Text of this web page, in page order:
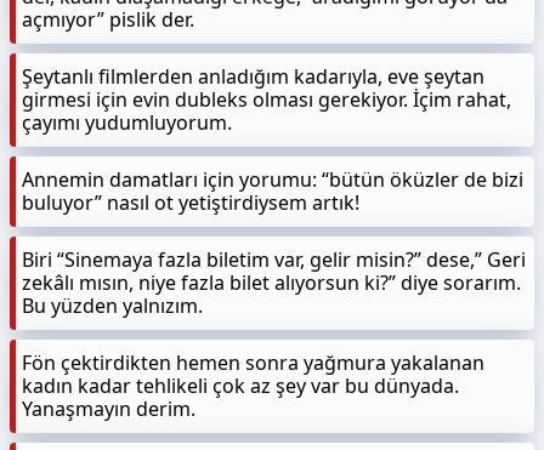
açmıyor” pislik der.
Şeytanlı filmlerden anladığım kadarıyla, eve şeytan
girmesi için evin dubleks olması gerekiyor. İçim rahat,
çayımı yudumluyorum.
Annemin damatları için yorumu: “bütün öküzler de bizi
buluyor” nasıl ot yetiştirdiysem artık!
Biri “Sinemaya fazla biletim var, gelir misin?” dese,” Geri
zekâlı mısın, niye fazla bilet alıyorsun ki?” diye sorarım.
Bu yüzden yalnızım.
Fön çektirdikten hemen sonra yağmura yakalanan
kadın kadar tehlikeli çok az şey var bu dünyada.
Yanaşmayın derim.